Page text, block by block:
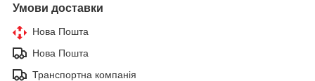
Умови доставки
Нова Пошта
Нова Пошта
Транспортна компанія